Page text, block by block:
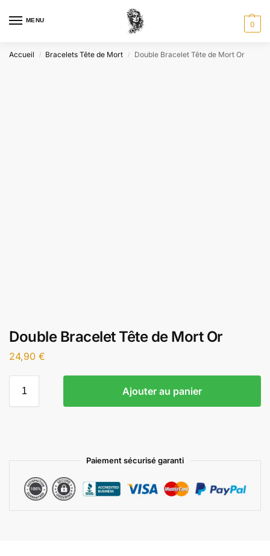
MENU 0
Accueil / Bracelets Tête de Mort / Double Bracelet Tête de Mort Or
Double Bracelet Tête de Mort Or
24,90 €
Ajouter au panier
Paiement sécurisé garanti